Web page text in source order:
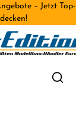
– Jetzt Top-